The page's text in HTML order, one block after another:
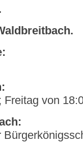
von